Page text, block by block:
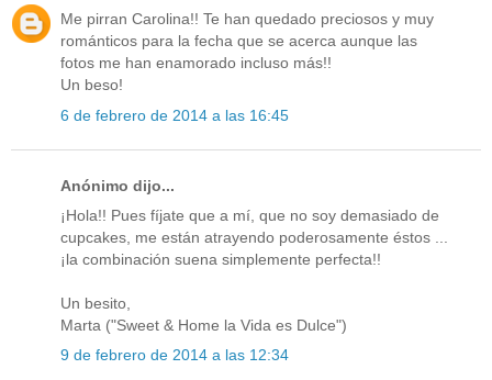
Me pirran Carolina!! Te han quedado preciosos y muy
románticos para la fecha que se acerca aunque las
fotos me han enamorado incluso más!!
Un beso!
6 de febrero de 2014 a las 16:45
Anónimo dijo...
¡Hola!! Pues fíjate que a mí, que no soy demasiado de
cupcakes, me están atrayendo poderosamente éstos ...
¡la combinación suena simplemente perfecta!!
Un besito,
Marta ("Sweet & Home la Vida es Dulce")
9 de febrero de 2014 a las 12:34